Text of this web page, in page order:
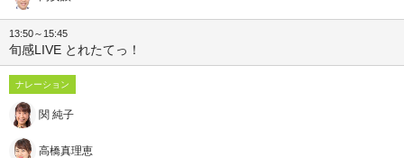
13:50～15:45
旬感LIVE とれたてっ！
ナレーション
関 純子
高橋真理恵